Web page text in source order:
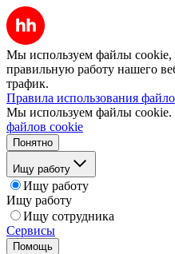
Мы используем файлы cookie,
правильную работу нашего
трафик.
Правила использования
Мы используем файлы cookie.
файлов cookie
Понятно
Ищу работу
Ищу работу
Ищу работу
Ищу сотрудника
Сервисы
Помощь